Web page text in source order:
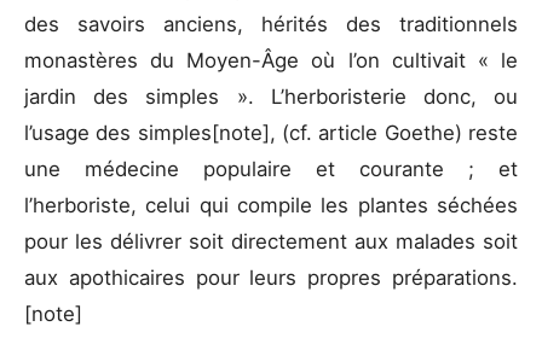
des savoirs anciens, hérités des traditionnels
monastères du Moyen-Âge où l’on cultivait « le
jardin des simples ». L’herboristerie donc, ou
l’usage des simples[note], (cf. article Goethe) reste
une médecine populaire et courante ; et
l’herboriste, celui qui compile les plantes séchées
pour les délivrer soit directement aux malades soit
aux apothicaires pour leurs propres préparations.
[note]